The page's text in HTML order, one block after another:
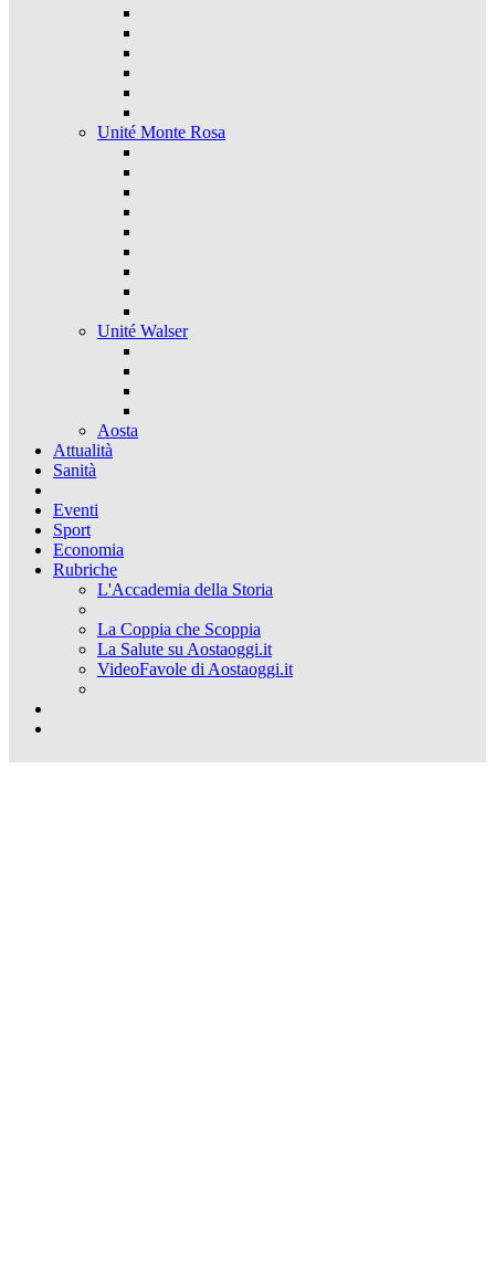
Unité Monte Rosa
Unité Walser
Aosta
Attualità
Sanità
Eventi
Sport
Economia
Rubriche
L'Accademia della Storia
La Coppia che Scoppia
La Salute su Aostaoggi.it
VideoFavole di Aostaoggi.it